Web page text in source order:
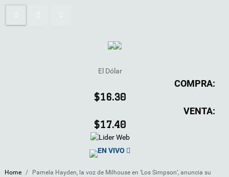
El Dólar
COMPRA:
$16.30
VENTA:
$17.40
EN VIVO
Home /
Pamela Hayden, la voz de Milhouse en ‘Los Simpson’, anuncia su